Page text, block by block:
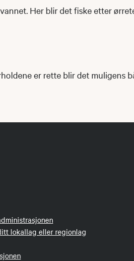
Her blir det fiske etter
er rette blir det muligens
lokallag eller regionlag